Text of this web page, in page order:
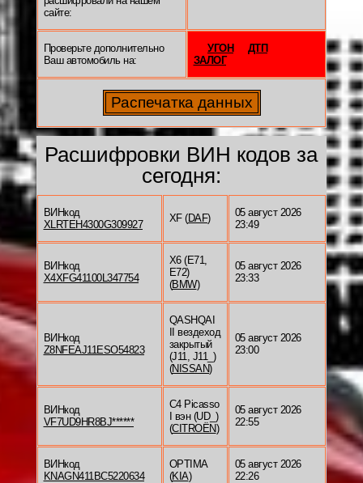
сайте:
Проверьте дополнительно
Ваш автомобиль на:
УГОН
ДТП
ЗАЛОГ
Расшифровки ВИН кодов за
сегодня:
ВИНкод
XLRTEH4300G309927
XF (DAF)
05 август 2026
23:49
ВИНкод
X4XFG41100L347754
X6 (E71,
E72)
(BMW)
05 август 2026
23:33
ВИНкод
Z8NFEAJ11ESO54823
QASHQAI
II вездеход
закрытый
(J11, J11_)
(NISSAN)
05 август 2026
23:00
ВИНкод
VF7UD9HR8BJ******
C4 Picasso
I вэн (UD_)
(CITROËN)
05 август 2026
22:55
ВИНкод
KNAGN411BC5220634
OPTIMA
(KIA)
05 август 2026
22:26